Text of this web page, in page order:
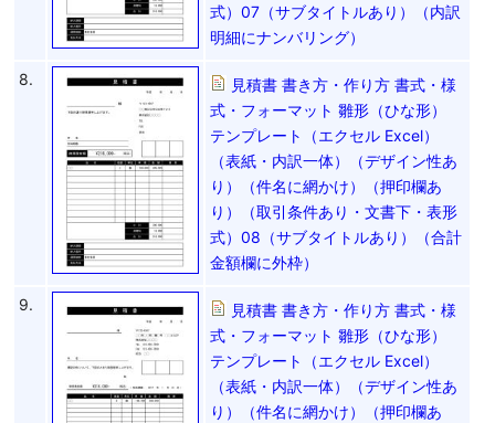
式）07（サブタイトルあり）（内訳
明細にナンバリング）
8.
見積書 書き方・作り方 書式・様
式・フォーマット 雛形（ひな形）
テンプレート（エクセル Excel）
（表紙・内訳一体）（デザイン性あ
り）（件名に網かけ）（押印欄あ
り）（取引条件あり・文書下・表形
式）08（サブタイトルあり）（合計
金額欄に外枠）
9.
見積書 書き方・作り方 書式・様
式・フォーマット 雛形（ひな形）
テンプレート（エクセル Excel）
（表紙・内訳一体）（デザイン性あ
り）（件名に網かけ）（押印欄あ